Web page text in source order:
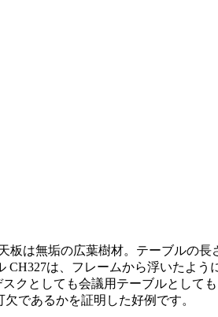
は無垢の広葉樹材。テーブルの長
は、フレームから浮いたよう
クとしても会議用テーブルとして
であるかを証明した好例です。